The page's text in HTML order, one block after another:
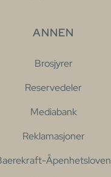
ANNEN
Brosjyrer
Reservedeler
Mediabank
Reklamasjoner
Åpenhetsloven